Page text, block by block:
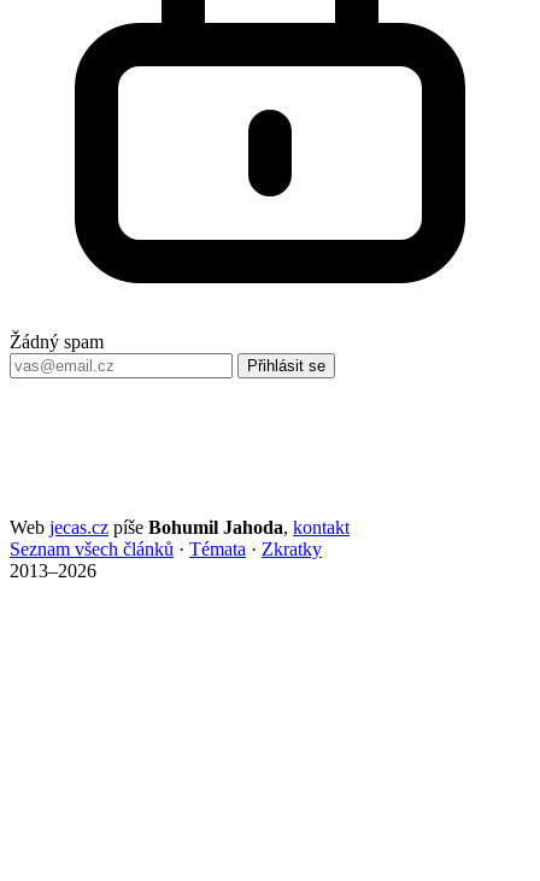
Žádný spam
Přihlásit se
Web jecas.cz píše Bohumil Jahoda, kontakt
Seznam všech článků · Témata · Zkratky
2013–2026